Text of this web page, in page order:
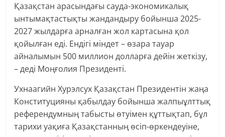
Қазақстан арасындағы сауда-экономикалық
ынтымақтастықты жандандыру бойынша 2025-
2027 жылдарға арналған жол картасына қол
қойылған еді. Ендігі міндет – өзара тауар
айналымын 500 миллион долларға дейін жеткізу,
– деді Моңғолия Президенті.
Ухнаагийн Хурэлсух Қазақстан Президентін жаңа
Конституцияны қабылдау бойынша жалпыұлттық
референдумның табысты өтуімен құттықтап, бұл
тарихи уақиға Қазақстанның өсіп-өркендеуіне,